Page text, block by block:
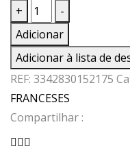
+
Quantidade
de
VINHO
T.CHANSON
BOURGOGNE
PINOT
NOIR
-
Adicionar
Adicionar à lista de
REF: 3342830152175
FRANCESES
Compartilhar :